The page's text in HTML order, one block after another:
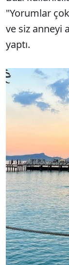
"Yorumlar
ve siz anneyi
yaptı.